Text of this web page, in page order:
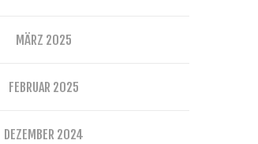
MÄRZ 2025
FEBRUAR 2025
DEZEMBER 2024